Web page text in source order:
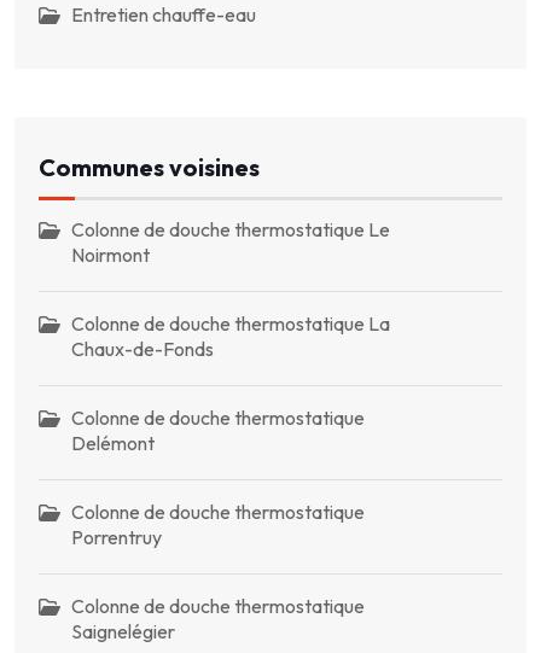
Entretien chauffe-eau
Communes voisines
Colonne de douche thermostatique Le
Noirmont
Colonne de douche thermostatique La
Chaux-de-Fonds
Colonne de douche thermostatique
Delémont
Colonne de douche thermostatique
Porrentruy
Colonne de douche thermostatique
Saignelégier